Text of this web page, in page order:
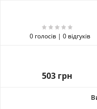
0 голосів | 0 відгуків
503 грн